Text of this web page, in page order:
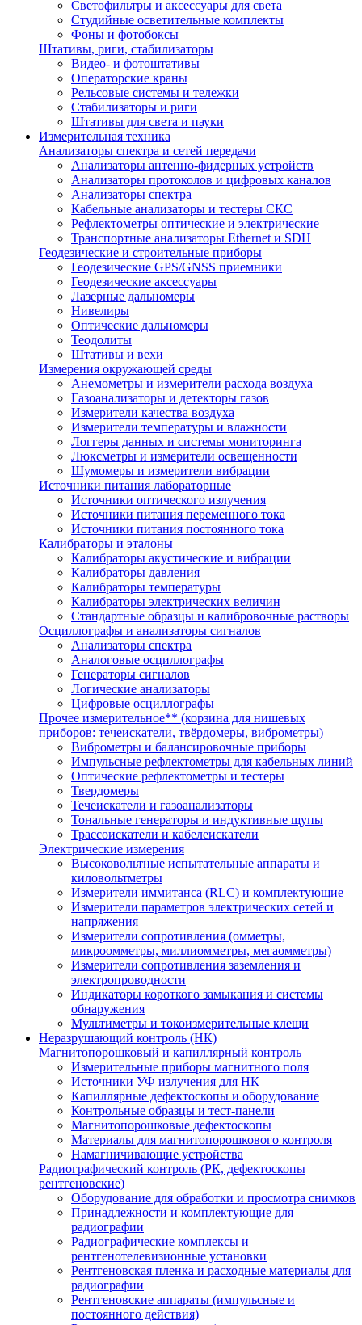
Светофильтры и аксессуары для света
Студийные осветительные комплекты
Фоны и фотобоксы
Штативы, риги, стабилизаторы
Видео- и фотоштативы
Операторские краны
Рельсовые системы и тележки
Стабилизаторы и риги
Штативы для света и пауки
Измерительная техника
Анализаторы спектра и сетей передачи
Анализаторы антенно-фидерных устройств
Анализаторы протоколов и цифровых каналов
Анализаторы спектра
Кабельные анализаторы и тестеры СКС
Рефлектометры оптические и электрические
Транспортные анализаторы Ethernet и SDH
Геодезические и строительные приборы
Геодезические GPS/GNSS приемники
Геодезические аксессуары
Лазерные дальномеры
Нивелиры
Оптические дальномеры
Теодолиты
Штативы и вехи
Измерения окружающей среды
Анемометры и измерители расхода воздуха
Газоанализаторы и детекторы газов
Измерители качества воздуха
Измерители температуры и влажности
Логгеры данных и системы мониторинга
Люксметры и измерители освещенности
Шумомеры и измерители вибрации
Источники питания лабораторные
Источники оптического излучения
Источники питания переменного тока
Источники питания постоянного тока
Калибраторы и эталоны
Калибраторы акустические и вибрации
Калибраторы давления
Калибраторы температуры
Калибраторы электрических величин
Стандартные образцы и калибровочные растворы
Осциллографы и анализаторы сигналов
Анализаторы спектра
Аналоговые осциллографы
Генераторы сигналов
Логические анализаторы
Цифровые осциллографы
Прочее измерительное** (корзина для нишевых
приборов: течеискатели, твёрдомеры, виброметры)
Виброметры и балансировочные приборы
Импульсные рефлектометры для кабельных линий
Оптические рефлектометры и тестеры
Твердомеры
Течеискатели и газоанализаторы
Тональные генераторы и индуктивные щупы
Трассоискатели и кабелеискатели
Электрические измерения
Высоковольтные испытательные аппараты и
киловольтметры
Измерители иммитанса (RLC) и комплектующие
Измерители параметров электрических сетей и
напряжения
Измерители сопротивления (омметры,
микроомметры, миллиомметры, мегаомметры)
Измерители сопротивления заземления и
электропроводности
Индикаторы короткого замыкания и системы
обнаружения
Мультиметры и токоизмерительные клещи
Неразрушающий контроль (НК)
Магнитопорошковый и капиллярный контроль
Измерительные приборы магнитного поля
Источники УФ излучения для НК
Капиллярные дефектоскопы и оборудование
Контрольные образцы и тест-панели
Магнитопорошковые дефектоскопы
Материалы для магнитопорошкового контроля
Намагничивающие устройства
Радиографический контроль (РК, дефектоскопы
рентгеновские)
Оборудование для обработки и просмотра снимков
Принадлежности и комплектующие для
радиографии
Радиографические комплексы и
рентгенотелевизионные установки
Рентгеновская пленка и расходные материалы для
радиографии
Рентгеновские аппараты (импульсные и
постоянного действия)